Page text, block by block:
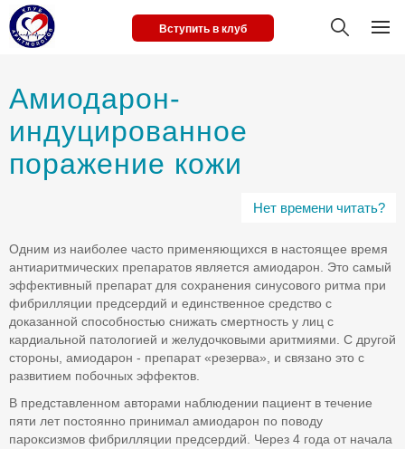
Вступить в клуб
Амиодарон-
индуцированное
поражение кожи
Нет времени читать?
Одним из наиболее часто применяющихся в настоящее время
антиаритмических препаратов является амиодарон. Это самый
эффективный препарат для сохранения синусового ритма при
фибрилляции предсердий и единственное средство с
доказанной способностью снижать смертность у лиц с
кардиальной патологией и желудочковыми аритмиями. С другой
стороны, амиодарон - препарат «резерва», и связано это с
развитием побочных эффектов.
В представленном авторами наблюдении пациент в течение
пяти лет постоянно принимал амиодарон по поводу
пароксизмов фибрилляции предсердий. Через 4 года от начала